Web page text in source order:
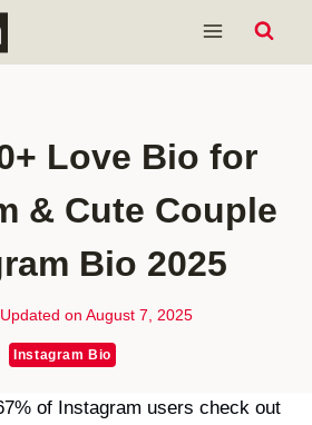
Love Bio for
& Cute Couple
Bio 2025
Updated on August 7, 2025
Instagram Bio
of Instagram users check out